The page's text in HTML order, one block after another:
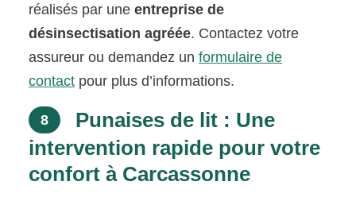
réalisés par uneentreprise de
désinsectisation agréée. Contactez votre
assureur ou demandez unformulaire de
contact pour plus d’informations.
8
Punaises de lit : Une
intervention rapide pour votre
confort à Carcassonne